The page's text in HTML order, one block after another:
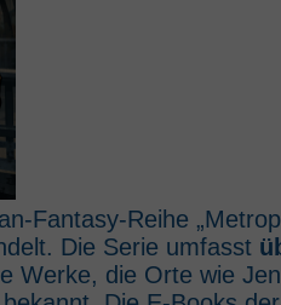
Fantasy-Reihe
Die Serie umfasst
Werke, die Orte wie